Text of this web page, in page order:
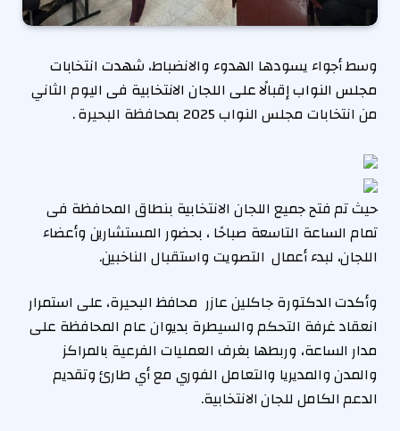
وسط أجواء يسودها الهدوء والانضباط، شهدت انتخابات
مجلس النواب إقبالًا على اللجان الانتخابية فىاليوم الثاني
من انتخابات مجلس النواب 2025 بمحافظة البحيرة .
حيث تم فتح جميع اللجان الانتخابية بنطاق المحافظة فى
تمام الساعة التاسعة صباحًا ، بحضور المستشارين وأعضاء
اللجان، لبدء أعمال التصويت واستقبال الناخبين.
وأكدت الدكتورة جاكلين عازر محافظ البحيرة، على استمرار
انعقاد غرفة التحكم والسيطرة بديوان عام المحافظة على
مدار الساعة، وربطها بغرف العمليات الفرعية بالمراكز
والمدن والمديريا والتعامل الفوري مع أي طارئ وتقديم
الدعم الكامل للجان الانتخابية.